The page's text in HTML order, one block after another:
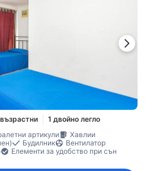
1 двойно легло
артикули
Хавлии
Будилник
Вентилатор
Елементи за удобство при сън